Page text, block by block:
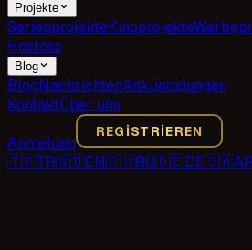
Projekte
SerienprojekteKinoprojekte
Hostess
Blog
BlogNachrichtenAnkündigungen
KontaktÜber uns
Anmelden
REGISTRIEREN
🇹🇷TR🇬🇧EN🇷🇺RU🇩🇪DE🇸🇦